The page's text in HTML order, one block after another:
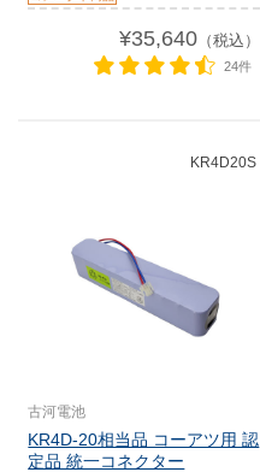
¥35,640（税込）
24件
KR4D20S
古河電池
KR4D-20相当品 コーアツ用 認
定品 統一コネクター